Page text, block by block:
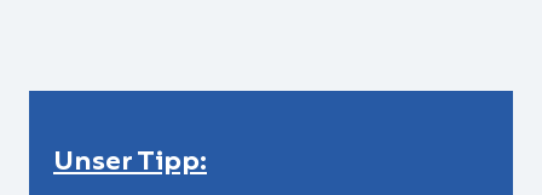
Unser Tipp: